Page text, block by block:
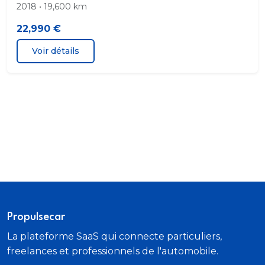
Filtre à particules
Filtre à Pollen
Kit mains-libres Bluetooth
Lampe de coffre
Limiteur de vitesse
2018 • 19,600 km
22,990 €
Voir détails
Propulsecar
La plateforme SaaS qui connecte particuliers,
freelances et professionnels de l'automobile.